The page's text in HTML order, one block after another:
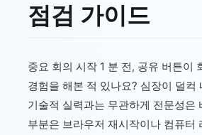
점검 가이드
중요 회의 시작 1 분 전, 공유 버튼이
경험을 해본 적 있나요? 심장이 덜컥
기술적 실력과는 무관하게 전문성은
부분은 브라우저 재시작이나 컴퓨터